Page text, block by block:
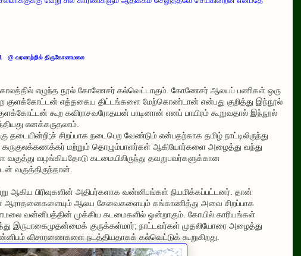
@ வரலாற்றில் திருகோணமலை
காலத்தில் எழுந்த நூல் கோணேசர் கல்வெட்டாகும். கோணேசர் ஆலயப் பணிகள் ஒரு
குளக்கோட்டன் எத்தகைய திட்டங்களை மேற்கொண்டான் என்பது குறித்து இந்நூல்
குளக்கோட்டன் கூற கவிராசவரோதயன் பாடினான் எனப் பாயிரம் கூறுவதால் இந்நூல்
எனக்கருதலாம்.
சிறப்பாக நடைபெற வேண்டும் என்பதற்காக தமிழ் நாட்டிலிருந்து
கருகுலக்கணக்கர் மற்றும் தொழும்பாளர்கள் ஆகியோர்களை அழைத்து வந்து
வழங்கியதோடு கடமையிலிருந்து தவறுபவர்களுக்கான
வகுத்திருந்தான்.
ஆகிய பிரிவுகளின் அதிபர்களாக வன்னிபங்கள் நியமிக்கப்பட்டனர். தான்
ஆலய சேவைகளையும் கங்காணித்து அவை சிறப்பாக
வன்னிபத்தின் முக்கிய கடமைகளில் ஒன்றாகும். கோயில் காரியங்கள்
இருபாகைமுதன்மைக் குருக்கள்மார்; நாட்டவர்கள் முதலியோரை அழைத்து
விசாரணைகளை நடத்தியதாகக் கல்வெட்டுக் கூறுகிறது.